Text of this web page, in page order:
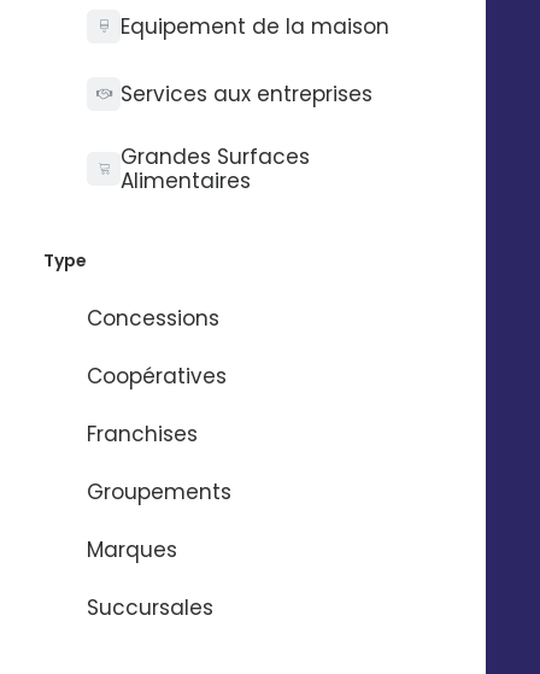
Equipement de la maison
Services aux entreprises
Grandes Surfaces
Alimentaires
Type
Concessions
Coopératives
Franchises
Groupements
Marques
Succursales